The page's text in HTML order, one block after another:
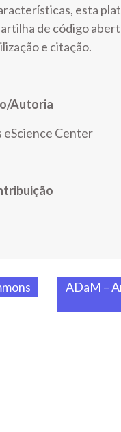
esta
de código
e citação.
Autoria
Center
ADaM –